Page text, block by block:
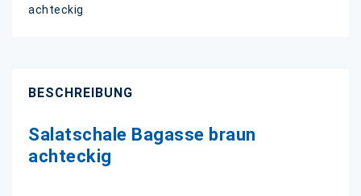
achteckig
BESCHREIBUNG
Salatschale Bagasse braun
achteckig